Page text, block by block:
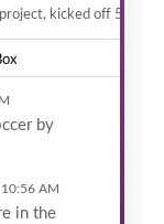
kicked off 5/11,
by
10:56 AM
in the